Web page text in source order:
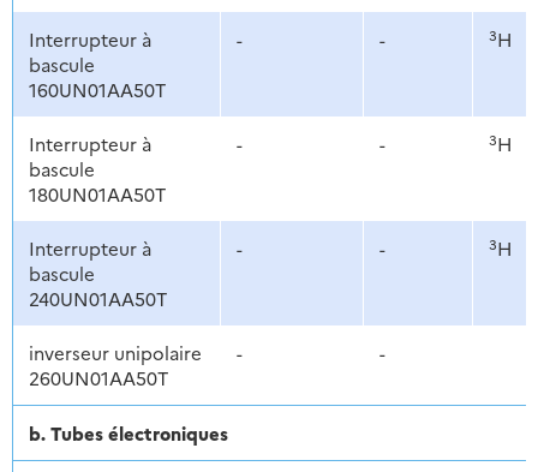
Interrupteur à
bascule
160UN01AA50T
- - 3H
Interrupteur à
bascule
180UN01AA50T
- - 3H
Interrupteur à
bascule
240UN01AA50T
- - 3H
inverseur unipolaire
260UN01AA50T
- -
b. Tubes électroniques